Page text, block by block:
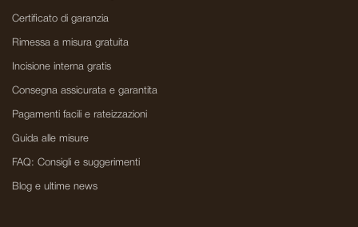
Certificato di garanzia
Rimessa a misura gratuita
Incisione interna gratis
Consegna assicurata e garantita
Pagamenti facili e rateizzazioni
Guida alle misure
FAQ: Consigli e suggerimenti
Blog e ultime news